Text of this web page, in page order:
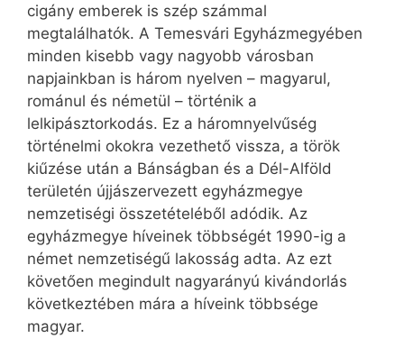
cigány emberek is szép számmal
megtalálhatók. A Temesvári Egyházmegyében
minden kisebb vagy nagyobb városban
napjainkban is három nyelven – magyarul,
románul és németül – történik a
lelkipásztorkodás. Ez a háromnyelvűség
történelmi okokra vezethető vissza, a török
kiűzése után a Bánságban és a Dél-Alföld
területén újjászervezett egyházmegye
nemzetiségi összetételéből adódik. Az
egyházmegye híveinek többségét 1990-ig a
német nemzetiségű lakosság adta. Az ezt
követően megindult nagyarányú kivándorlás
következtében mára a híveink többsége
magyar.